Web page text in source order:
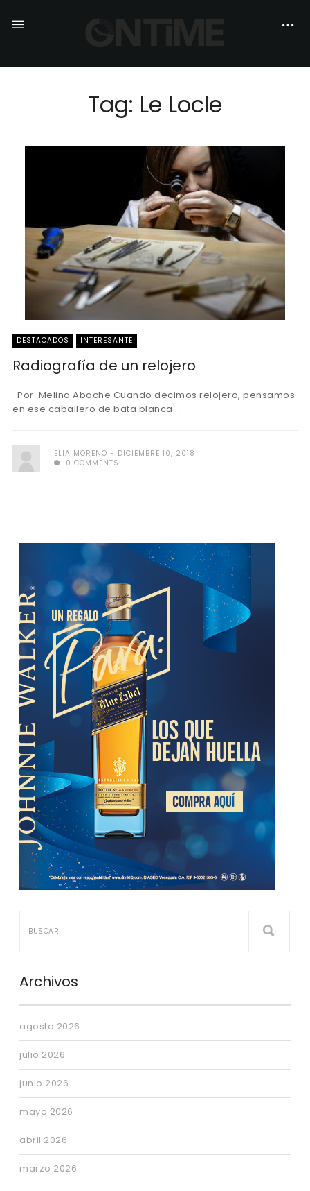
Tag: Le Locle
DESTACADOS INTERESANTE
Radiografía de un relojero
Por: Melina Abache Cuando decimos relojero, pensamos
en ese caballero de bata blanca ...
ELIA MORENO
DICIEMBRE 10, 2018
0 COMMENTS
Archivos
agosto 2026
julio 2026
junio 2026
mayo 2026
abril 2026
marzo 2026